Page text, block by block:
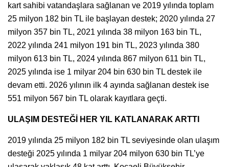
kart sahibi vatandaşlara sağlanan ve 2019 yılında toplam
25 milyon 182 bin TL ile başlayan destek; 2020 yılında 27
milyon 357 bin TL, 2021 yılında 38 milyon 163 bin TL,
2022 yılında 241 milyon 191 bin TL, 2023 yılında 380
milyon 613 bin TL, 2024 yılında 867 milyon 611 bin TL,
2025 yılında ise 1 milyar 204 bin 630 bin TL destek ile
devam etti. 2026 yılının ilk 4 ayında sağlanan destek ise
551 milyon 567 bin TL olarak kayıtlara geçti.
ULAŞIM DESTEĞİ HER YIL KATLANARAK ARTTI
2019 yılında 25 milyon 182 bin TL seviyesinde olan ulaşım
desteği 2025 yılında 1 milyar 204 milyon 630 bin TL’ye